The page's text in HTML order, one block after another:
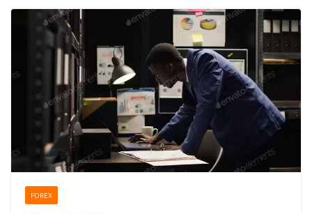
FOREX